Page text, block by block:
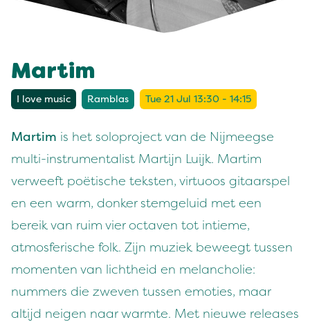
Martim
I love music Ramblas Tue 21 Jul 13:30 - 14:15
Martim is het soloproject van de Nijmeegse
multi-instrumentalist Martijn Luijk. Martim
verweeft poëtische teksten, virtuoos gitaarspel
en een warm, donker stemgeluid met een
bereik van ruim vier octaven tot intieme,
atmosferische folk. Zijn muziek beweegt tussen
momenten van lichtheid en melancholie:
nummers die zweven tussen emoties, maar
altijd neigen naar warmte. Met nieuwe releases